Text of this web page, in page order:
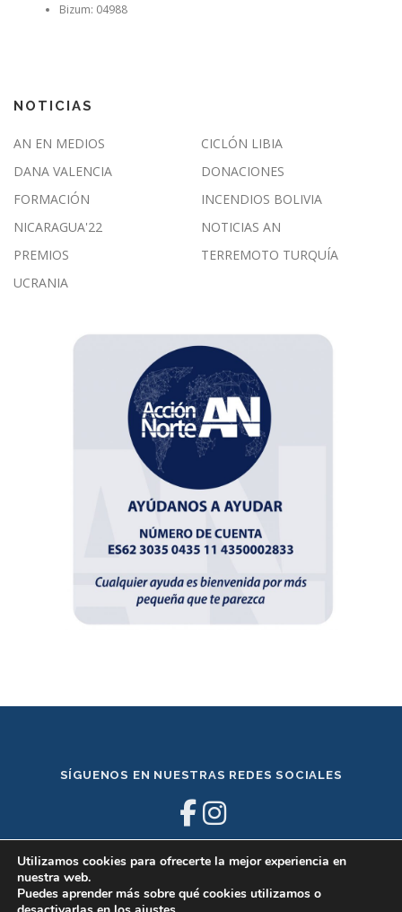
Bizum: 04988
NOTICIAS
AN EN MEDIOS
CICLÓN LIBIA
DANA VALENCIA
DONACIONES
FORMACIÓN
INCENDIOS BOLIVIA
NICARAGUA'22
NOTICIAS AN
PREMIOS
TERREMOTO TURQUÍA
UCRANIA
SÍGUENOS EN NUESTRAS REDES SOCIALES
Utilizamos cookies para ofrecerte la mejor experiencia en
nuestra web.
Puedes aprender más sobre qué cookies utilizamos o